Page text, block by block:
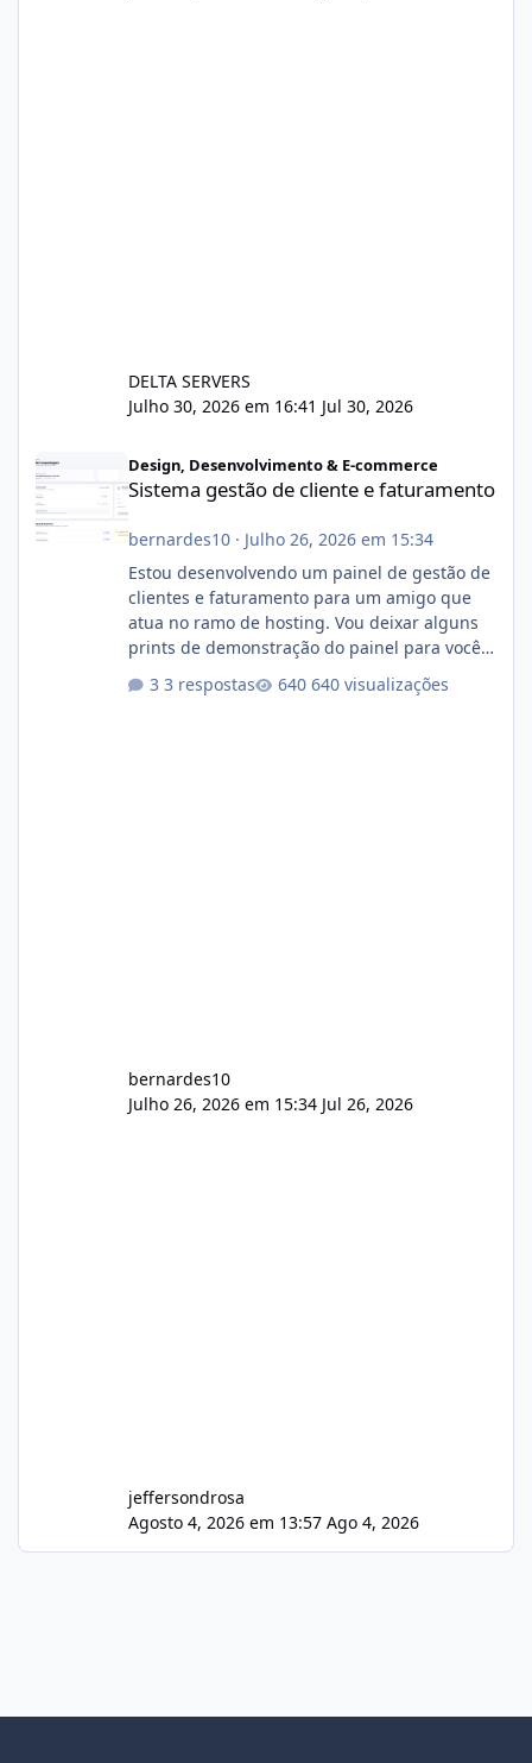
DELTA SERVERS
Julho 30, 2026 em 16:41 Jul 30, 2026
Design, Desenvolvimento & E-commerce
Sistema gestão de cliente e faturamento
bernardes10· Julho 26, 2026 em 15:34
Estou desenvolvendo um painel de gestão de
clientes e faturamento para um amigo que
atua no ramo de hosting. Vou deixar alguns
prints de demonstração do painel para vocês
darem a opinião de vocês. O sistema já está
com cerca de 80% concluído e conta com
3 respostas 640 visualizações
bernardes10
Julho 26, 2026 em 15:34 Jul 26, 2026
jeffersondrosa
Agosto 4, 2026 em 13:57 Ago 4, 2026